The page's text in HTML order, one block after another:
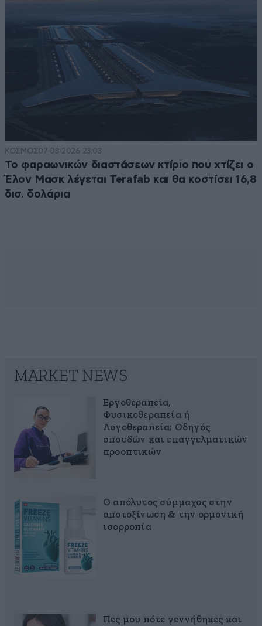
ΚΟΣΜΟΣ07·08·2026 23:03
Το φαραωνικών διαστάσεων κτίριο που χτίζει ο
Έλον Μασκ λέγεται Terafab και θα κοστίσει 16,8
δισ. δολάρια
MARKET NEWS
Εργοθεραπεία,
Φυσικοθεραπεία ή
Λογοθεραπεία; Οδηγός
σπουδών και επαγγελματικών
προοπτικών
Ο απόλυτος σύμμαχος στην
αποτοξίνωση & την ορμονική
ισορροπία
Πες μου πότε γεννήθηκες και